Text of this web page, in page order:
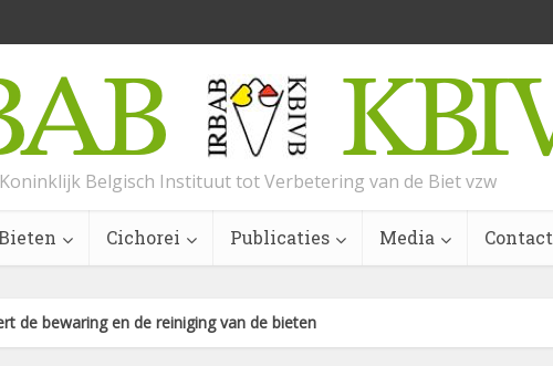
Koninklijk Belgisch Instituut tot Verbetering van de Biet vzw
Cichorei Publicaties Media Contact
de bewaring en de reiniging van de bieten